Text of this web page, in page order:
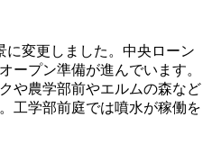
変更しました。中央ローン
ープン準備が進んでいます。
や農学部前やエルムの森など
工学部前庭では噴水が稼働を